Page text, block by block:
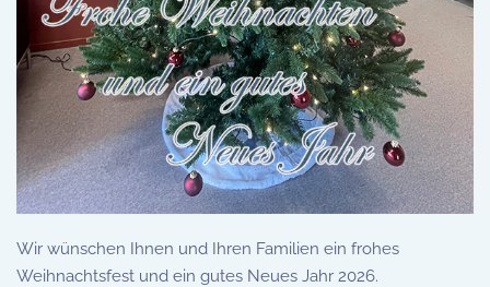
Wir wünschen Ihnen und Ihren Familien ein frohes
Weihnachtsfest und ein gutes Neues Jahr 2026.